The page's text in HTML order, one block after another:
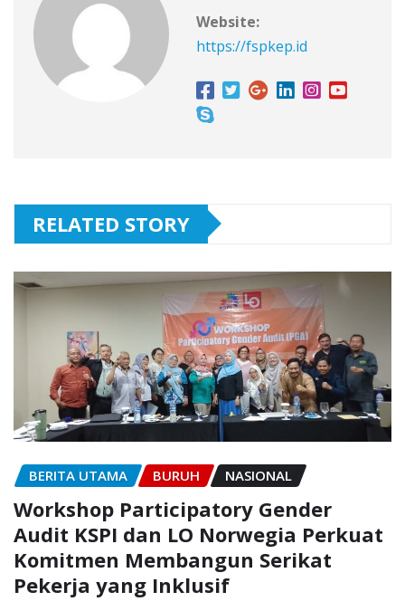
Website:
https://fspkep.id
RELATED STORY
BERITA UTAMA BURUH NASIONAL
Workshop Participatory Gender
Audit KSPI dan LO Norwegia Perkuat
Komitmen Membangun Serikat
Pekerja yang Inklusif